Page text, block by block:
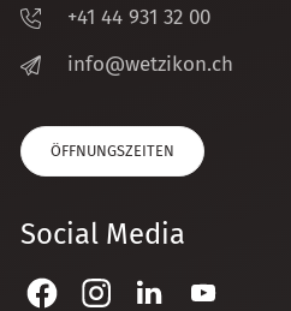
+41 44 931 32 00
nf
w tz k n ch
ÖFFNUNGSZEITEN
Social Media